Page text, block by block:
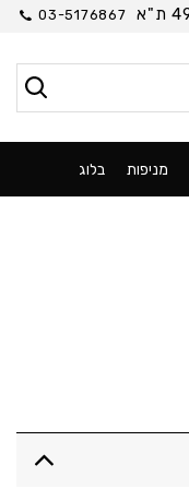
03-5176867
מניפות בלוג